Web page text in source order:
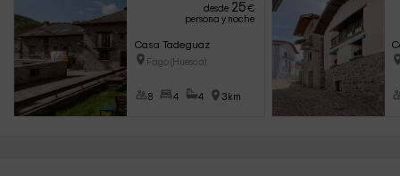
desde 25€
persona y noche
Casa Tadeguaz
Fago (Huesca)
8 4 4 3km